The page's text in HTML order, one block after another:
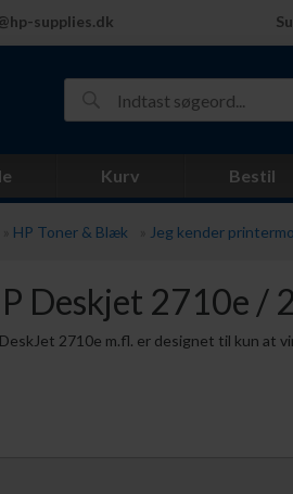
supplies.dk
Kurv Bestil
HP Toner & Blæk Jeg kender
Deskjet 2710e /
2710e m.fl. er designet til kun at